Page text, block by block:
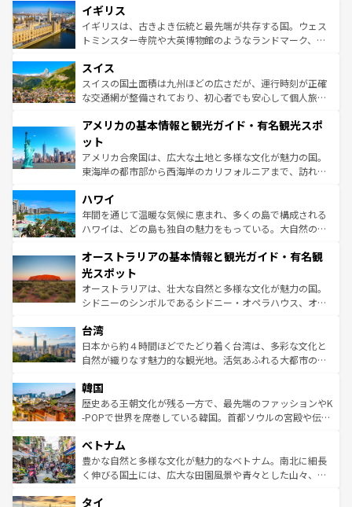
香り高いラベンダー畑など、多彩な楽しみ方が可能だ。さ
らに、パリ以外の地域にも魅力が溢れており、どの街角に
も豊かな歴史と文化が息づいている。パリ以外の個性あふ
を参照してほしい。
顔を持つこの国は、どこを歩いても飽きることがない。ベ
ルリンの文化的活気、バイエルン州のアルプスの絶景、そ
してライン川沿いのワイン畑といった風景は必見。ビール
は、お酒好きな人にはぜひ体験してほしい。 なお、新着の
ドイツ情報はコンテンツ一覧を参照してほしい。
イギリス
イギリスは、古きよき伝統と最先端が共存する国。ウェス
トミンスター寺院や大英博物館のようなランドマーク、歴
リアごとに異なる魅力がある。また、優雅なアフタヌーン
ティー、ビール好きにはたまらない英国パブ、サッカー観
戦など、本場だからこそできる体験も豊富。イギリスを旅
ンツ一覧を参照してほしい。
スイス
スイスの国土面積は九州ほどの広さだが、運行時刻が正確
な交通網が整備されており、初心者でも安心して個人旅行
の建物がそのまま残る町や、スイスならではのユニークな
博物館もあり、アルプス観光だけでなく町歩きも満喫する
ことができる。国民の所得が高いため物価も高いが、旅行
者向けの交通パス提供のサービスもあり、うまく活用すれ
着のスイス情報は
アメリカの基本情報と観光ガイド・有名観光スポ
ット
アメリカ合衆国は、広大な土地と多様な文化が魅力の国。
東海岸の都市部から西海岸のカリフォルニアまで、訪れる
のような巨大都市は、観光、ショッピング、エンターテイ
ンメントが詰まった刺激的なスポットだ。一方、アメリカ
西部には大自然が広がり、グランドキャニオンやイエロー
部のニューオーリンズでは、音楽と美食が融合した独特の
文化が魅力。旅行者はアメリカの各地域で異なる魅力を楽
しみながら、その多様性と豊かな歴史を感じることができ
るだろう。車でのロードトリップや列車の旅も、アメリカ
情報は
ハワイ
年間を通じて温暖な気候に恵まれ、多くの島で構成される
ハワイは、どの島も独自の魅力をもっている。大自然の神
ワイ島は見逃せない。また、定番の観光地といえばオアフ
島だが、静かな自然を求めるならマウイ島やカウアイ島が
おすすめ。エメラルドグリーンに輝く海をはじめ、豊かな
文化や歴史が息づいている。「アロハスピリット」と呼ば
人々、おいしいローカルフードやハワイアンミュージッ
ク、伝統的なフラダンスなど、すべてがハワイの魅力を彩
っている。訪れるたびに新しい発見と感動が待っているハ
はコンテンツ一覧
オーストラリアの基本情報と観光ガイド・有名観
光スポット
オーストラリアは、壮大な自然と多様な文化が魅力の国。
シドニーのシンボルであるシドニー・オペラハウス、オー
リアリーフや大陸中央部にそびえるウルル（エアーズロッ
ク）、タスマニアの美しい原生林やケアンズの熱帯雨林な
ど、見どころがたくさん。また、カフェやワイン、オージ
いる。アクティビティも充実しており、サーフィンやダイ
ビング、ハイキングなど、アウトドア好きにはたまらな
い。オーストラリアの多彩な魅力を存分に味わいつくそ
参照してほしい。
台湾
日本から約４時間ほどでたどり着く台湾は、多彩な文化と
自然が織りなす魅力的な観光地。活気あふれる大都市の台
ン）、静ひつな山岳地帯である台湾東部など、都市の喧騒
と山間の静けさが共存しており、訪れる人に新しい発見と
驚きをもたらしてくれる。また、奥深い台湾の食文化も魅
容にもいいと評判のスイーツなど、バラエティ豊かな料理
が味わえる。 なお、新着の台湾情報は コンテンツ一覧を参
照してほしい。
韓国
歴史ある王朝文化が残る一方で、最先端のファッションやK
-POPで世界を席巻している韓国。首都ソウルの宮殿や伝統
き、地方に足を延ばせば四季折々の自然美を楽しむことが
できる。そして、キムチや焼肉、絶品のストリートフード
まで、さまざまな韓国料理が待っている。夜には、韓国な
リティに包まれながら、韓国の多彩な魅力を心ゆくまで味
ベトナム
豊かな自然と多様な文化が魅力的なベトナム。南北に細長
く伸びる国土には、広大な田園風景や青々とした山々、世
急速な発展と共に伝統が息づく。ハノイの古い町並みやホ
タイ